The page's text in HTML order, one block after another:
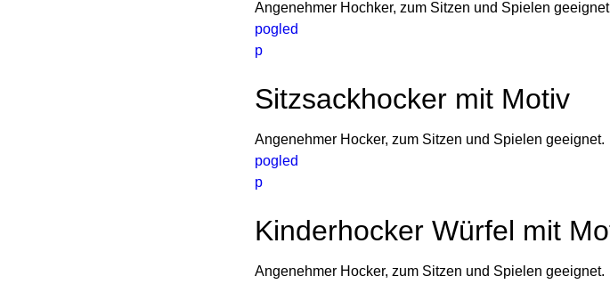
Angenehmer Hochker, zum Sitzen und Spielen
pogled
p
Sitzsackhocker mit Motiv
Angenehmer Hocker, zum Sitzen und Spielen geeignet.
pogled
p
Kinderhocker Würfel mit
Angenehmer Hocker, zum Sitzen und Spielen geeignet.